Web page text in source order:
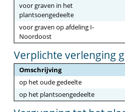
voor graven in het
plantsoengedeelte
voor graven op afdeling I-
Noordoost
Verplichte verlenging
Omschrijving
op het oude gedeelte
op het plantsoengedeelte